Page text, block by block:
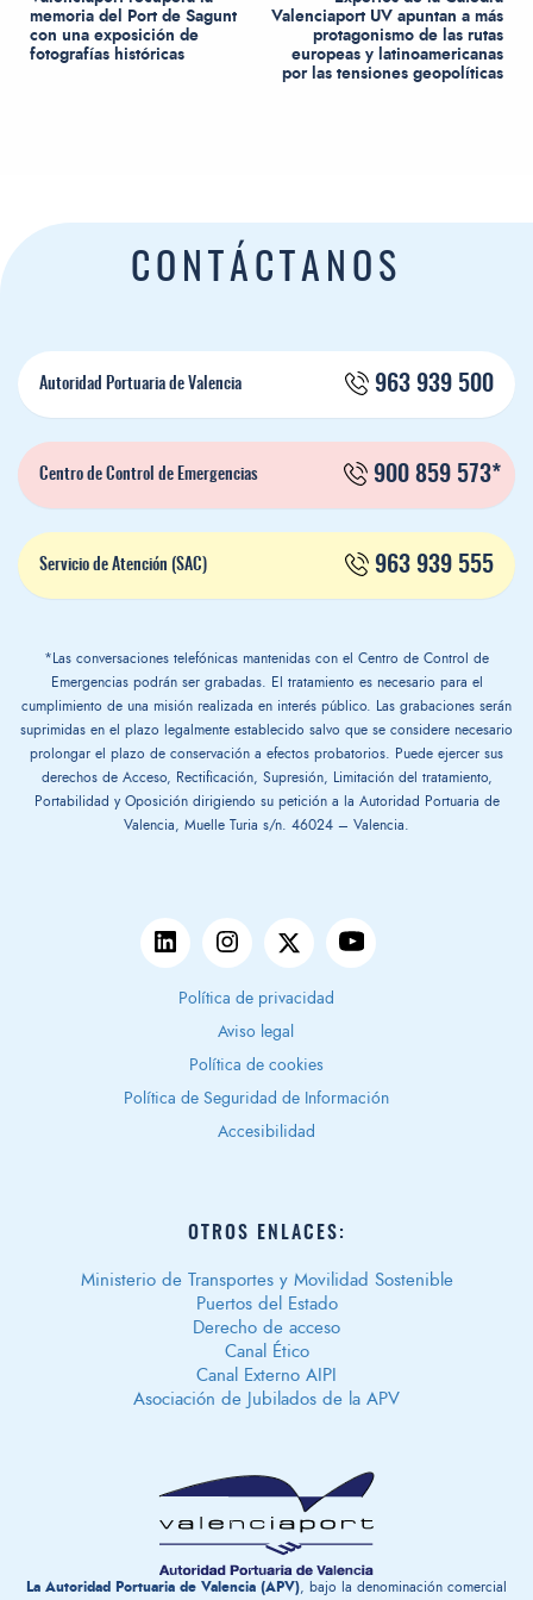
memoria del Port de Sagunt
con una exposición de
fotografías históricas
Valenciaport UV apuntan a más
protagonismo de las rutas
europeas y latinoamericanas
por las tensiones geopolíticas
CONTÁCTANOS
Autoridad Portuaria de Valencia 963 939 500
Centro de Control de Emergencias 900 859 573*
Servicio de Atención (SAC) 963 939 555
*Las conversaciones telefónicas mantenidas con el Centro de Control de
Emergencias podrán ser grabadas. El tratamiento es necesario para el
cumplimiento de una misión realizada en interés público. Las grabaciones serán
suprimidas en el plazo legalmente establecido salvo que se considere necesario
prolongar el plazo de conservación a efectos probatorios. Puede ejercer sus
derechos de Acceso, Rectificación, Supresión, Limitación del tratamiento,
Portabilidad y Oposición dirigiendo su petición a la Autoridad Portuaria de
Valencia, Muelle Turia s/n. 46024 – Valencia.
Política de privacidad
Aviso legal
Política de cookies
Política de Seguridad de Información
Accesibilidad
OTROS ENLACES:
Ministerio de Transportes y Movilidad Sostenible
Puertos del Estado
Derecho de acceso
Canal Ético
Canal Externo AIPI
Asociación de Jubilados de la APV
La Autoridad Portuaria de Valencia (APV), bajo la denominación comercial